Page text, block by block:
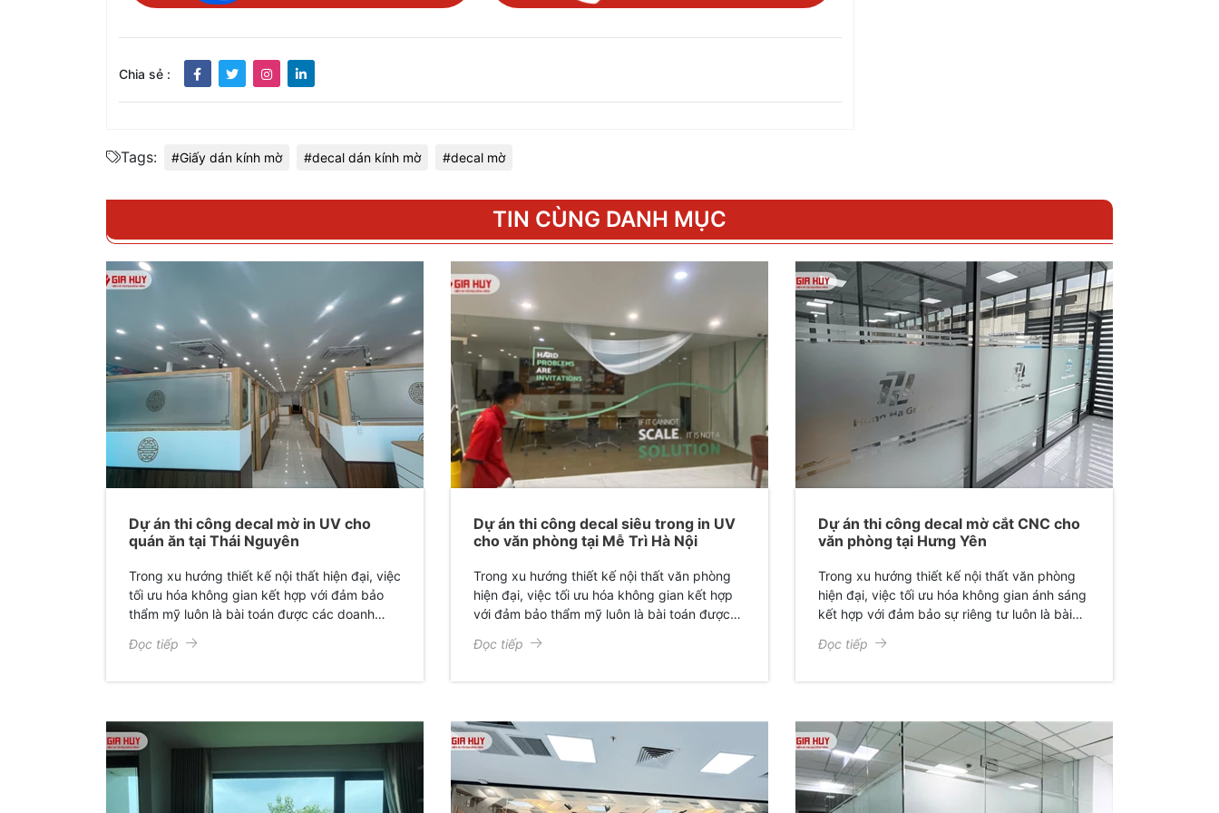
Chia sẻ :
Tags: #Giấy dán kính mờ #decal dán kính mờ #decal mờ
TIN CÙNG DANH MỤC
Dự án thi công decal mờ in UV cho
quán ăn tại Thái Nguyên
Trong xu hướng thiết kế nội thất hiện đại, việc
tối ưu hóa không gian kết hợp với đảm bảo
thẩm mỹ luôn là bài toán được các doanh
Huy đã hoàn thành xuất sắc dự án thi công
Đọc tiếp
Dự án thi công decal siêu trong in UV
cho văn phòng tại Mễ Trì Hà Nội
Trong xu hướng thiết kế nội thất văn phòng
hiện đại, việc tối ưu hóa không gian kết hợp
với đảm bảo thẩm mỹ luôn là bài toán được
Dán Kính Gia Huy đã hoàn thành xuất sắc dự
nghiệp và đầy cảm hứng.
Đọc tiếp
Dự án thi công decal mờ cắt CNC cho
văn phòng tại Hưng Yên
Trong xu hướng thiết kế nội thất văn phòng
hiện đại, việc tối ưu hóa không gian ánh sáng
kết hợp với đảm bảo sự riêng tư luôn là bài
đây, Giấy Dán Kính Gia Huy đã hoàn thành
trọng, chuyên nghiệp và đầy cảm hứng.
Đọc tiếp